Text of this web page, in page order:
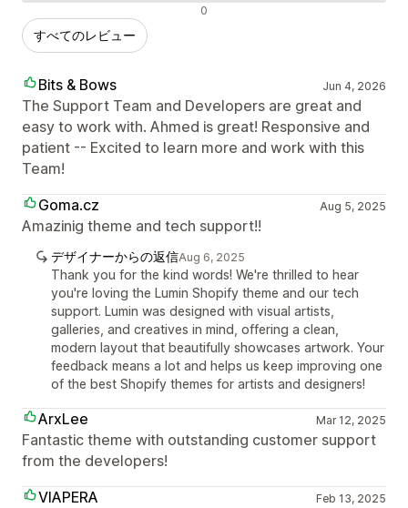
0
すべてのレビュー
Bits & Bows Jun 4, 2026
The Support Team and Developers are great and
easy to work with. Ahmed is great! Responsive and
patient -- Excited to learn more and work with this
Team!
Goma.cz
Aug 5, 2025
Amazinig theme and tech support!!
デザイナーからの返信Aug 6, 2025
Thank you for the kind words! We're thrilled to hear
you're loving the Lumin Shopify theme and our tech
support. Lumin was designed with visual artists,
galleries, and creatives in mind, offering a clean,
modern layout that beautifully showcases artwork. Your
feedback means a lot and helps us keep improving one
of the best Shopify themes for artists and designers!
ArxLee Mar 12, 2025
Fantastic theme with outstanding customer support
from the developers!
VIAPERA
Feb 13, 2025